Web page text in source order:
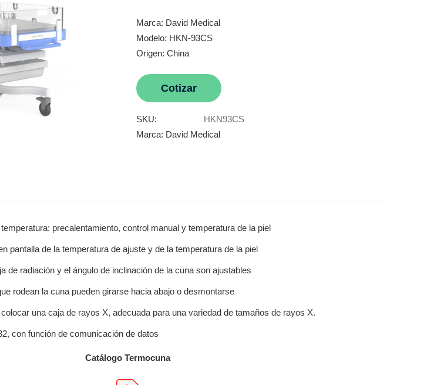
Marca: David Medical
Modelo: HKN-93CS
Origen: China
Cotizar
SKU:
HKN93CS
Marca: David Medical
precalentamiento, control manual y temperatura de la piel
pantalla de la temperatura de ajuste y de la temperatura de la piel
de radiación y el ángulo de inclinación de la cuna son ajustables
rodean la cuna pueden girarse hacia abajo o desmontarse
una caja de rayos X, adecuada para una variedad de tamaños de rayos X.
con función de comunicación de datos
Catálogo Termocuna